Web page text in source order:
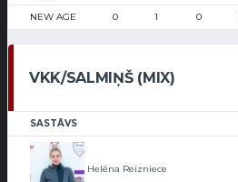
NEW AGE 0 1 0
VKK/SALMIŅŠ (MIX)
SASTĀVS
Helēna Reizniece